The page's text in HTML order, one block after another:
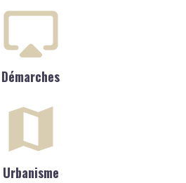
Démarches
Urbanisme